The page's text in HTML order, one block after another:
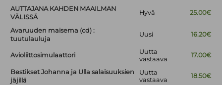
AUTTAJANA KAHDEN MAAILMAN
VÄLISSÄ
Hyvä 25.00€
Avaruuden maisema (cd) :
tuutulauluja
Uusi 16.20€
Avioliittosimulaattori
Uutta
vastaava
17.00€
Bestikset Johanna ja Ulla salaisuuksien
jäjillä
Uutta
vastaava
18.50€